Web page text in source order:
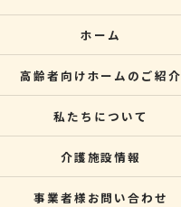
ホーム
高齢者向けホームのご紹介
私たちについて
介護施設情報
事業者様お問い合わせ